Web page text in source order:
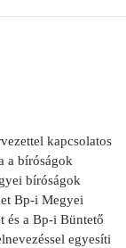
kapcsolatos
a bíróságok
bíróságok
Bp-i Megyei
és a Bp-i Büntető
egyesíti